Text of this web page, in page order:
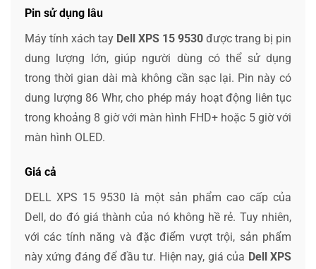
Pin sử dụng lâu
Máy tính xách tay Dell XPS 15 9530 được trang bị pin
dung lượng lớn, giúp người dùng có thể sử dụng
trong thời gian dài mà không cần sạc lại. Pin này có
dung lượng 86 Whr, cho phép máy hoạt động liên tục
trong khoảng 8 giờ với màn hình FHD+ hoặc 5 giờ với
màn hình OLED.
Giá cả
DELL XPS 15 9530 là một sản phẩm cao cấp của
Dell, do đó giá thành của nó không hề rẻ. Tuy nhiên,
với các tính năng và đặc điểm vượt trội, sản phẩm
này xứng đáng để đầu tư. Hiện nay, giá của Dell XPS